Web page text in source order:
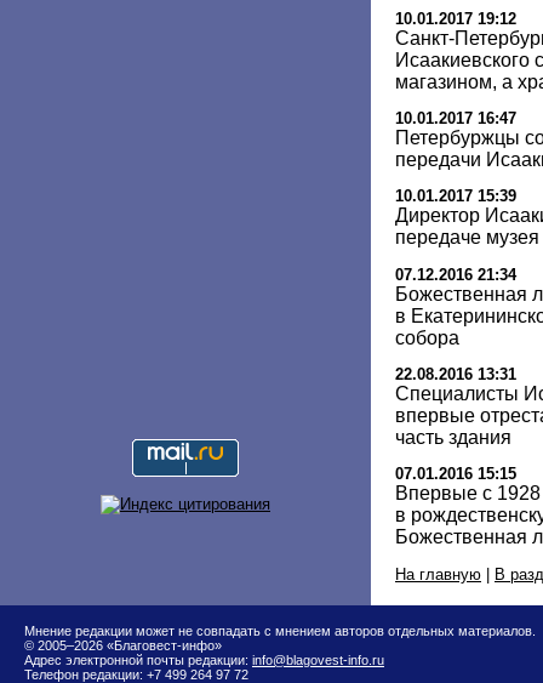
10.01.2017 19:12
Санкт-
Исаакиевского
магазином, а
10.01.2017 16:47
Петербуржцы
передачи
10.01.2017 15:39
Директор
передаче
07.12.2016 21:34
Божественная
в
собора
22.08.2016 13:31
Специалисты
впервые
часть здания
07.01.2016 15:15
Впервые с
в
Божественная
На главную | В
Мнение редакции может не совпадать с мнением авторов отдельных материалов.
© 2005–2026 «Благовест-инфо»
Адрес электронной почты редакции: info@blagovest-info.ru
Телефон редакции: +7 499 264 97 72